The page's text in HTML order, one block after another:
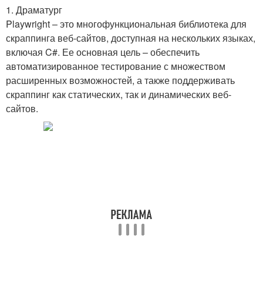
1. Драматург
Playwright – это многофункциональная библиотека для
скраппинга веб-сайтов, доступная на нескольких языках,
включая C#. Ее основная цель – обеспечить
автоматизированное тестирование с множеством
расширенных возможностей, а также поддерживать
скраппинг как статических, так и динамических веб-
сайтов.